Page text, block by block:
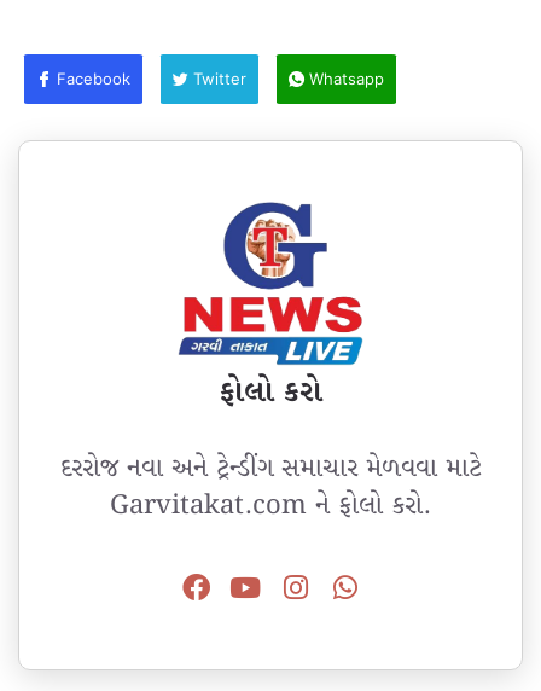
Facebook Twitter Whatsapp
ફોલો કરો
દરરોજ નવા અને ટ્રેન્ડીંગ સમાચાર મેળવવા માટે
Garvitakat.com ને ફોલો કરો.